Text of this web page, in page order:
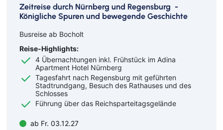
Zeitreise durch Nürnberg und Regensburg -
Königliche Spuren und bewegende Geschichte
Busreise ab Bocholt
Reise-Highlights:
4 Übernachtungen inkl. Frühstück im Adina
Apartment Hotel Nürnberg
Tagesfahrt nach Regensburg mit geführten
Stadtrundgang, Besuch des Rathauses und des
Schlosses
Führung über das Reichsparteitagsgelände
ab Fr. 03.12.27